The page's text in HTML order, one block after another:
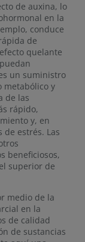
de auxina, lo
en la
conduce
de
quelante
un suministro
metabólico y
de las
rápido,
y, en
de estrés. Las
beneficiosos,
superior de
medio de la
en la
de calidad
de sustancias